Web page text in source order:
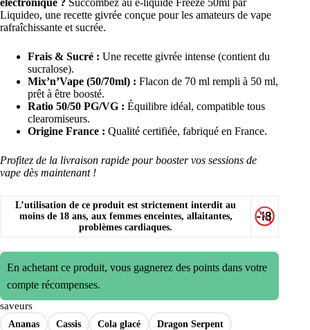
électronique ? Succombez au e-liquide Freeze 50ml par
Liquideo, une recette givrée conçue pour les amateurs de vape
rafraîchissante et sucrée.
Frais & Sucré : Une recette givrée intense (contient du
sucralose).
Mix’n’Vape (50/70ml) : Flacon de 70 ml rempli à 50 ml,
prêt à être boosté.
Ratio 50/50 PG/VG : Équilibre idéal, compatible tous
clearomiseurs.
Origine France : Qualité certifiée, fabriqué en France.
Profitez de la livraison rapide pour booster vos sessions de
vape dès maintenant !
L’utilisation de ce produit est strictement interdit au
moins de 18 ans, aux femmes enceintes, allaitantes,
problèmes cardiaques.
En achetant ce produit, vous gagnerez des points dans votre
compte récompenses.
saveurs
Ananas Cassis Cola glacé Dragon Serpent